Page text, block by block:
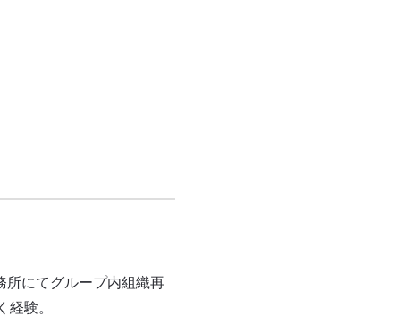
所にてグループ内組織再
験。